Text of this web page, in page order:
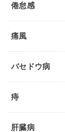
倦怠感
痛風
バセドウ病
痔
肝臓病